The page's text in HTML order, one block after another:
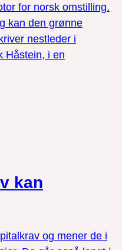
for norsk omstilling.
kan den grønne
nestleder i
Håstein, i en
kan
og mener de i